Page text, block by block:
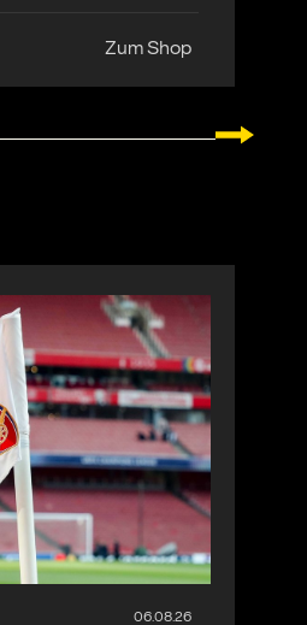
Zum Shop